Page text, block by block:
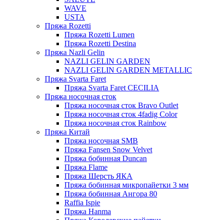
WAVE
USTA
Пряжа Rozetti
Пряжа Rozetti Lumen
Пряжа Rozetti Destina
Пряжа Nazli Gelin
NAZLI GELIN GARDEN
NAZLI GELIN GARDEN METALLIC
Пряжа Svarta Faret
Пряжа Svarta Faret CECILIA
Пряжа носочная сток
Пряжа носочная сток Bravo Outlet
Пряжа носочная сток 4fadig Color
Пряжа носочная сток Rainbow
Пряжа Китай
Пряжа носочная SMB
Пряжа Fansen Snow Velvet
Пряжа бобинная Duncan
Пряжа Flame
Пряжа Шерсть ЯКА
Пряжа бобинная микропайетки 3 мм
Пряжа бобинная Ангора 80
Raffia Ispie
Пряжа Hanma